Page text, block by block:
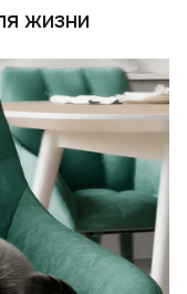
жизни